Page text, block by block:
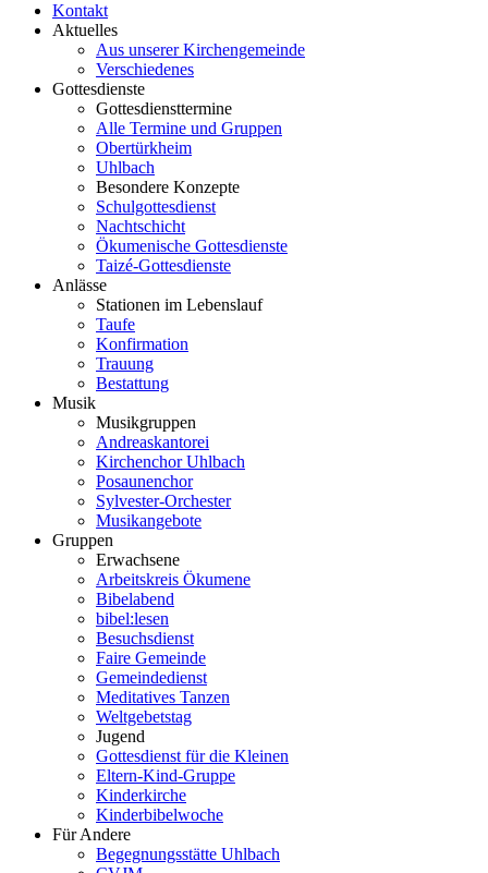
Kontakt
Aktuelles
Aus unserer Kirchengemeinde
Verschiedenes
Gottesdienste
Gottesdiensttermine
Alle Termine und Gruppen
Obertürkheim
Uhlbach
Besondere Konzepte
Schulgottesdienst
Nachtschicht
Ökumenische Gottesdienste
Taizé-Gottesdienste
Anlässe
Stationen im Lebenslauf
Taufe
Konfirmation
Trauung
Bestattung
Musik
Musikgruppen
Andreaskantorei
Kirchenchor Uhlbach
Posaunenchor
Sylvester-Orchester
Musikangebote
Gruppen
Erwachsene
Arbeitskreis Ökumene
Bibelabend
bibel:lesen
Besuchsdienst
Faire Gemeinde
Gemeindedienst
Meditatives Tanzen
Weltgebetstag
Jugend
Gottesdienst für die Kleinen
Eltern-Kind-Gruppe
Kinderkirche
Kinderbibelwoche
Für Andere
Begegnungsstätte Uhlbach